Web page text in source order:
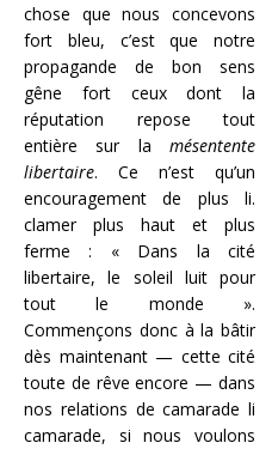
chose que nous concevons
fort bleu, c’est que notre
propagande de bon sens
gêne fort ceux dont la
réputation repose tout
entière sur la mésentente
libertaire. Ce n’est qu’un
encouragement de plus li.
clamer plus haut et plus
ferme : « Dans la cité
libertaire, le soleil luit pour
tout le monde ».
Commençons donc à la bâtir
dès maintenant — cette cité
toute de rêve encore — dans
nos relations de camarade li
camarade, si nous voulons